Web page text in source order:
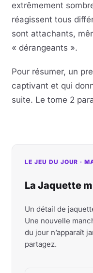
extrêmement
réagissent tous
sont attachants,
« dérangeants ».
Pour résumer, un
captivant et qui
suite. Le tome 2
LE JEU DU JOUR ·
La Jaquette
Un détail de
Une nouvelle
du jour n’apparaît
partagez.